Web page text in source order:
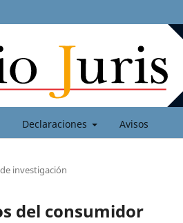
Declaraciones Avisos
investigación
del consumidor